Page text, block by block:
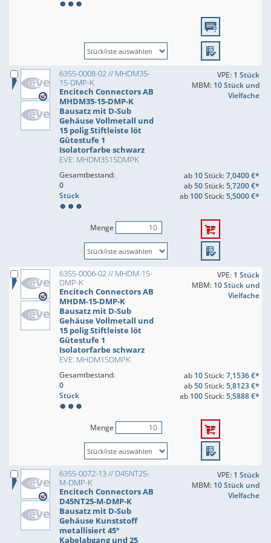
6355-0008-02 // MHDM35-
15-DMP-K
Encitech Connectors AB
MHDM35-15-DMP-K
Bausatz mit D-Sub
Gehäuse Vollmetall und
15 polig Stiftleiste löt
Gütestufe 1
Isolatorfarbe schwarz
EVE: MHDM3515DMPK
VPE: 1 Stück
MBM: 10 Stück und
Vielfache
Gesamtbestand:
0
Stück
ab 10Stück:7,0400 €*
ab50Stück:5,7200 €*
ab 100Stück:5,5000 €*
Menge
6355-0006-02 // MHDM-15-
DMP-K
Encitech Connectors AB
MHDM-15-DMP-K
Bausatz mit D-Sub
Gehäuse Vollmetall und
15 polig Stiftleiste löt
Gütestufe 1
Isolatorfarbe schwarz
EVE: MHDM15DMPK
VPE: 1 Stück
MBM: 10 Stück und
Vielfache
Gesamtbestand:
0
Stück
ab 10Stück:7,1536 €*
ab50Stück:5,8123 €*
ab 100Stück:5,5888 €*
Menge
6355-0072-13 // D45NT25-
M-DMP-K
Encitech Connectors AB
D45NT25-M-DMP-K
Bausatz mit D-Sub
Gehäuse Kunststoff
metallisiert 45°
Kabelabgang und 25
VPE: 1 Stück
MBM: 10 Stück und
Vielfache